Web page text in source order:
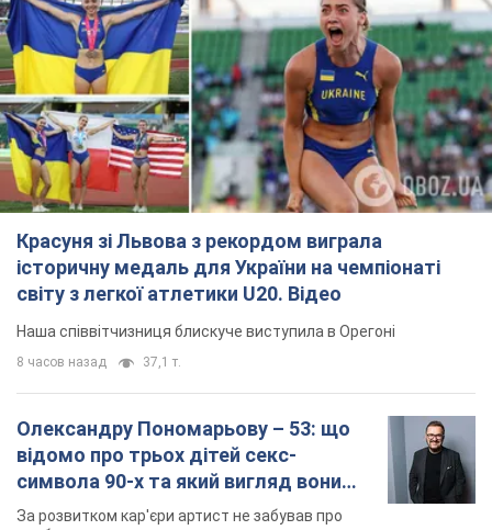
Красуня зі Львова з рекордом виграла
історичну медаль для України на чемпіонаті
світу з легкої атлетики U20. Відео
Наша співвітчизниця блискуче виступила в Орегоні
8 часов назад 37,1 т.
Олександру Пономарьову – 53: що
відомо про трьох дітей секс-
символа 90-х та який вигляд вони
мають
За розвитком кар'єри артист не забував про